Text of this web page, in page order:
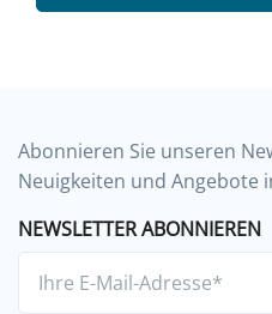
Abonnieren Sie unseren
Neuigkeiten und Angebote
NEWSLETTER ABONNIEREN